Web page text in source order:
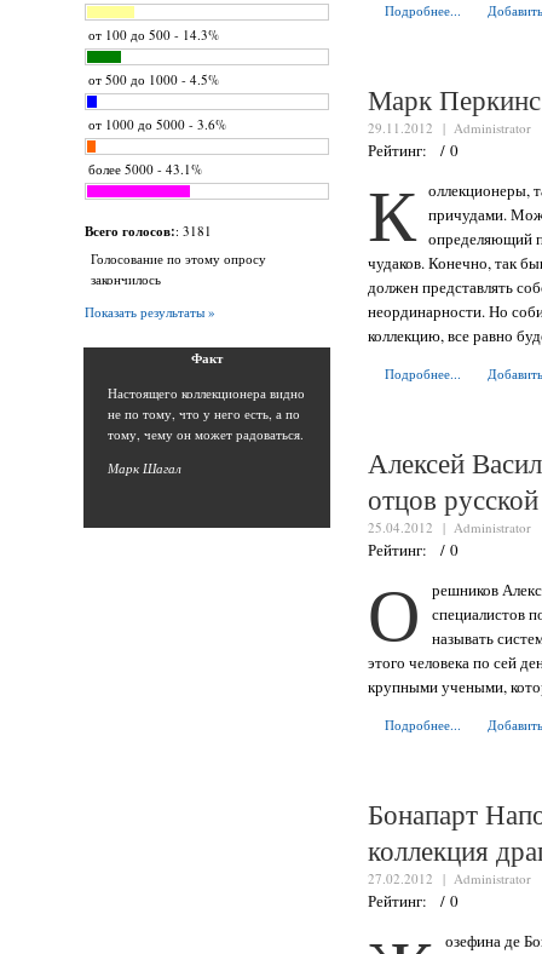
Подробнее...
Марк
29.11.2012 | Administrator
Рейтинг: / 0
К оллекционеры,
причудами.
определяющий
чудаков. Конечно, так
должен представлять
неординарности. Но
коллекцию, все равно
Подробнее...
Алексей
отцов
25.04.2012 | Administrator
Рейтинг: / 0
О
решников
специалистов
называть
этого человека по сей
крупными учеными,
Подробнее...
Бонапарт
коллекция
27.02.2012 | Administrator
Рейтинг: / 0
озефина де
от 100 до 500 - 14.3%
от 500 до 1000 - 4.5%
от 1000 до 5000 - 3.6%
более 5000 - 43.1%
Всего голосов:: 3181
Голосование по этому опросу
закончилось
Показать результаты »
Факт
Настоящего коллекционера видно
не по тому, что у него есть, а по
тому, чему он может радоваться.
Марк Шагал